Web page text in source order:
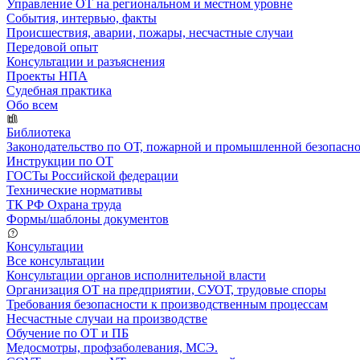
Управление ОТ на региональном и местном уровне
События, интервью, факты
Происшествия, аварии, пожары, несчастные случаи
Передовой опыт
Консультации и разъяснения
Проекты НПА
Судебная практика
Обо всем
Библиотека
Законодательство по ОТ, пожарной и промышленной
Инструкции по ОТ
ГОСТы Российской федерации
Технические нормативы
ТК РФ Охрана труда
Формы/шаблоны документов
Консультации
Все консультации
Консультации органов исполнительной власти
Организация ОТ на предприятии, СУОТ, трудовые споры
Требования безопасности к производственным процессам
Несчастные случаи на производстве
Обучение по ОТ и ПБ
Медосмотры, профзаболевания, МСЭ.